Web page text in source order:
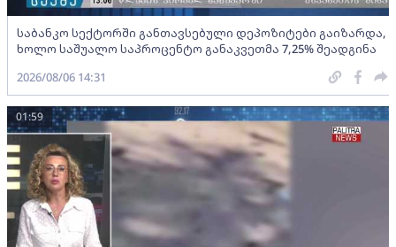
საბანკო სექტორში განთავსებული დეპოზიტები გაიზარდა,
ხოლო საშუალო საპროცენტო განაკვეთმა 7,25% შეადგინა
2026/08/06 14:31
01:59